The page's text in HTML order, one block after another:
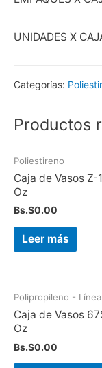
UNIDADES X
Categorías:
Productos
Poliestireno
Caja de Vasos Z-
Oz
Bs.S0.00
Leer más
Polipropileno -
Caja de Vasos
Oz
Bs.S0.00